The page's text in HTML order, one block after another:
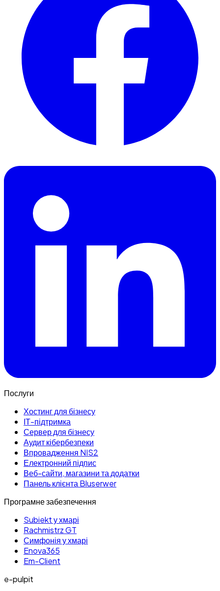
Послуги
Хостинг для бізнесу
ІТ-підтримка
Сервер для бізнесу
Аудит кібербезпеки
Впровадження NIS2
Електронний підпис
Веб-сайти, магазини та додатки
Панель клієнта Bluserwer
Програмне забезпечення
Subiekt у хмарі
Rachmistrz GT
Симфонія у хмарі
Enova365
Em-Client
e-pulpit